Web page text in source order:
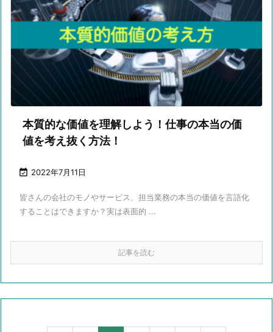
本質的な価値を理解しよう！仕事の本当の価
値を考え抜く方法！
 2022年7月11日
皆さんの会社のモノやサービス、担当業務の本当の価値を言語化
することはできますか？実は表面的 ...
記事を読む